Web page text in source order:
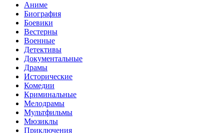
Аниме
Биография
Боевики
Вестерны
Военные
Детективы
Документальные
Драмы
Исторические
Комедии
Криминальные
Мелодрамы
Мультфильмы
Мюзиклы
Приключения